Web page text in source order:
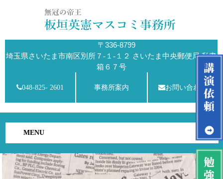
〒336-8799
埼玉県さいたま市南区別所７-１-１２ さいたま中央郵便局 私書
箱６７号
048-825- 2601 事務所案内 お問い合わせ
MENU